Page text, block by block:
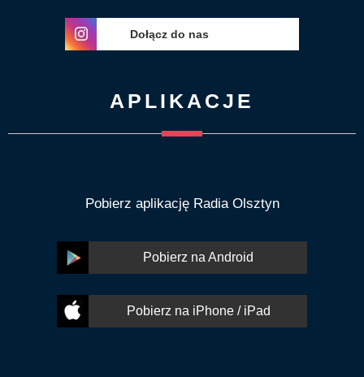
Dołącz do nas
APLIKACJE
Pobierz aplikację Radia Olsztyn
Pobierz na Android
Pobierz na iPhone / iPad